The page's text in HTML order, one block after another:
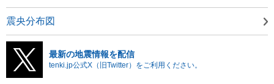
震央分布図
最新の地震情報を配信
tenki.jp公式X（旧Twitter）をご利用ください。